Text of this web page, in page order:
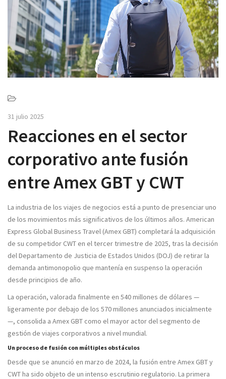
v
i
g
a
t
i
o
31 julio 2025
Reacciones en el sector
corporativo ante fusión
entre Amex GBT y CWT
La industria de los viajes de negocios está a punto de presenciar uno
de los movimientos más significativos de los últimos años. American
Express Global Business Travel (Amex GBT) completará la adquisición
de su competidor CWT en el tercer trimestre de 2025, tras la decisión
del Departamento de Justicia de Estados Unidos (DOJ) de retirar la
demanda antimonopolio que mantenía en suspenso la operación
desde principios de año.
La operación, valorada finalmente en 540 millones de dólares —
ligeramente por debajo de los 570 millones anunciados inicialmente
—, consolida a Amex GBT como el mayor actor del segmento de
gestión de viajes corporativos a nivel mundial.
Un proceso de fusión con múltiples obstáculos
Desde que se anunció en marzo de 2024, la fusión entre Amex GBT y
CWT ha sido objeto de un intenso escrutinio regulatorio. La primera